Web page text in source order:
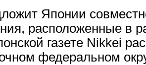
Японии
расположенные в
газете Nikkei
федеральном